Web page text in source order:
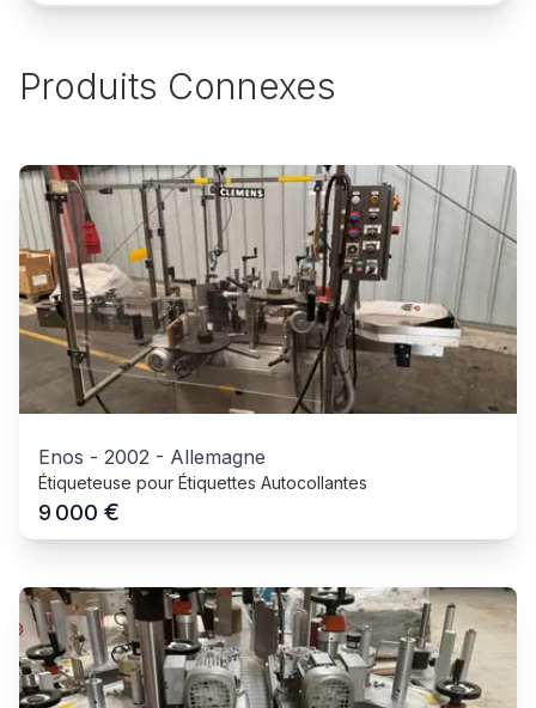
Produits Connexes
Enos - 2002 - Allemagne
Étiqueteuse pour Étiquettes Autocollantes
9 000 €